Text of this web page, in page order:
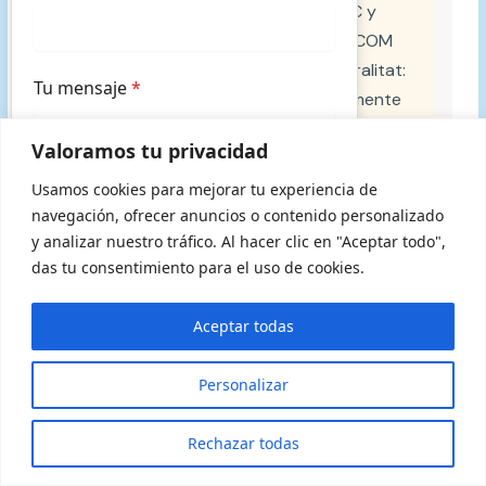
Valoramos tu privacidad
Usamos cookies para mejorar tu experiencia de
navegación, ofrecer anuncios o contenido personalizado
y analizar nuestro tráfico. Al hacer clic en "Aceptar todo",
das tu consentimiento para el uso de cookies.
Personalizar
Rechazar todas
Aceptar todas
puede cubrir entre 313,50€ y
747,25€ al mes según el grado. SACOM
es servicio acreditado por la Generalitat:
la PEVS se puede destinar directamente
Calcula tu ayuda aquí →
Preguntas frecuentes sobre la
empresa SAD en Sabadell
¿Qué es una empresa SAD y por
qué importa elegir una?
SAD significaServicio de Ayuda a
. Es la denominación que
Tu mensaje*
He leído y acepto lapolítica de
Enviar
¿Necesitas ayuda para un
Respondemos en menos de 2h · Gratis